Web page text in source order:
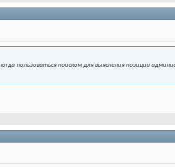
пользоваться поиском для выяснения позиции